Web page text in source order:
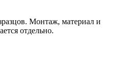
Монтаж, материал и
отдельно.